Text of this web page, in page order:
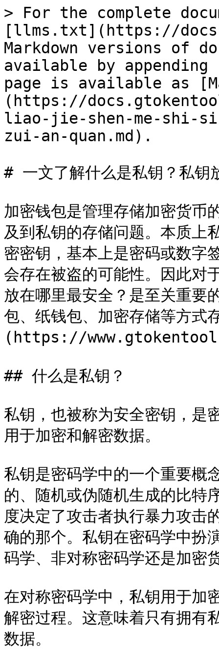
> For the complete
[llms.txt](https://
Markdown versions of
available by
page is available as
(https://
liao-jie-shen-me-shi-
zui-an-quan.md).
# 一文了解什么是私钥？私钥
加密钱包是管理存储加密货币
及到私钥的存储问题。本质上
密密钥，基本上是密码或数字
会存在被盗的可能性。因此对
放在哪里最安全？是至关重要
包、纸钱包、加密存储等方
(https://
## 什么是私钥？
私钥，也被称为安全密钥，是
用于加密和解密数据。
私钥是密码学中的一个重要概
的、随机或伪随机生成的比特
度决定了攻击者执行暴力攻击
确的那个。私钥在密码学中扮
码学、非对称密码学还是加密
在对称密码学中，私钥用于加
解密过程。这意味着只有拥有
数据。